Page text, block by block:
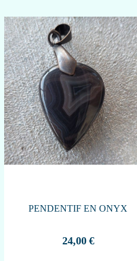
PENDENTIF EN ONYX
24,00€